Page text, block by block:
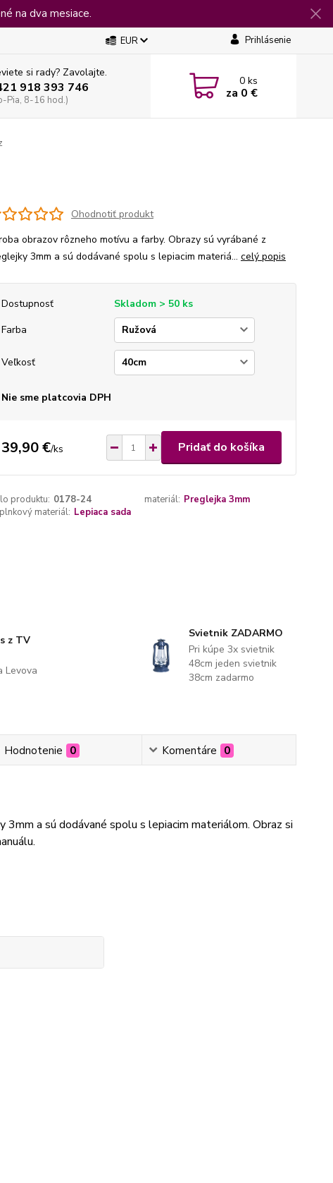
na dva mesiace.
EUR Prihlásenie
si rady? Zavolajte.
918 393 746
Pia, 8-16 hod.)
0ks
za 0 €
Ohodnotiť produkt
obrazov rôzneho motívu a farby. Obrazy sú vyrábané z
3mm a sú dodávané spolu s lepiacim materiá... celý popis
Dostupnosť
Skladom > 50 ks
Farba
Veľkosť
Nie sme platcovia DPH
39,90 €/ks Pridať do košíka
produktu: 0178-24 materiál: Preglejka 3mm
materiál: Lepiaca sada
z TV
Levova
Svietnik ZADARMO
Pri kúpe 3x svietnik
48cm jeden svietnik
38cm zadarmo
Hodnotenie 0 Komentáre 0
a sú dodávané spolu s lepiacim materiálom. Obraz si